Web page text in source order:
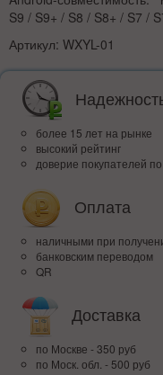
S9 / S9+ / S8 / S8+ / S7 /
Артикул: WXYL-01
более 15 лет на рынке
высокий рейтинг
доверие покупателей
Оплата
наличными при
банковским переводом
QR
Доставка
по Москве - 350 руб
по Моск. обл. - 500 руб